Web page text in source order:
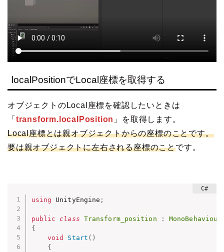
localPositionでLocal座標を取得する
オブジェクトのLocal座標を確認したいときは
「 transform.localPosition 」を取得します。
Local座標とは親オブジェクトからの座標のことです。
要は親オブジェクトに左右される座標のことです。
using UnityEngine ;
public class Transform_position :
MonoBehaviour
{
void
Start ( )
{